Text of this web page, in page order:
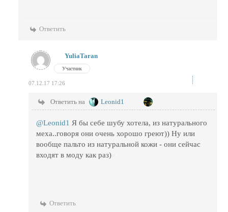
Ответить
YuliaTaran
Участник
07.12.17 17:26
Ответить на Leonid1
@Leonid1 Я бы себе шубу хотела, из натурального
меха..говоря они очень хорошо греют)) Ну или
вообще пальто из натуральной кожи - они сейчас
входят в моду как раз)
Ответить